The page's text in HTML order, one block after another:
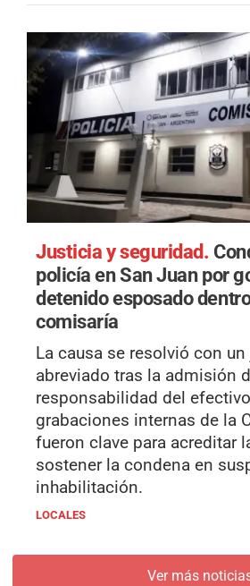
Justicia y seguridad.
policía en San Juan por
detenido esposado
comisaría
La causa se resolvió con
abreviado tras la admisión
responsabilidad del
grabaciones internas de la
fueron clave para acreditar
sostener la condena en
inhabilitación.
LOCALES
Ver más